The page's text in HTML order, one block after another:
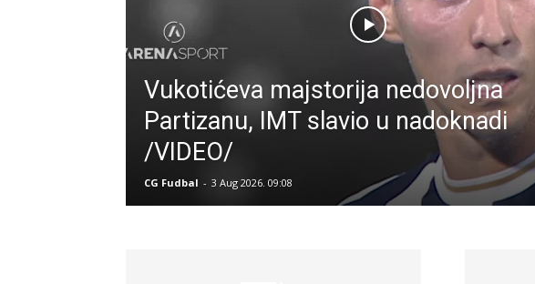
Vukotićeva majstorija nedovoljna
Partizanu, IMT slavio u nadoknadi
/VIDEO/
CG Fudbal - 3 Aug 2026. 09:08